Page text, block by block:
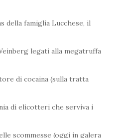
della famiglia Lucchese, il
legati alla megatruffa
di cocaina (sulla tratta
di elicotteri che serviva i
scommesse (oggi in galera